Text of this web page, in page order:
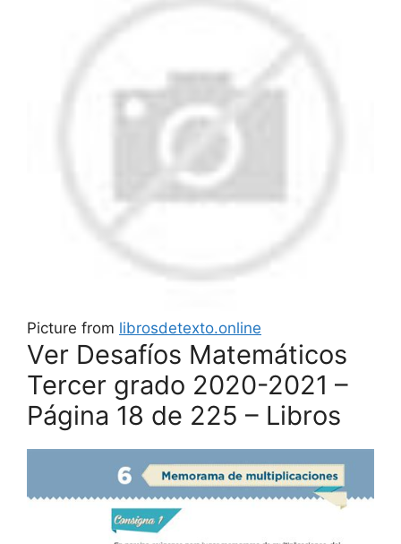
Picture from librosdetexto.online
Ver Desafíos Matemáticos
Tercer grado 2020-2021 –
Página 18 de 225 – Libros